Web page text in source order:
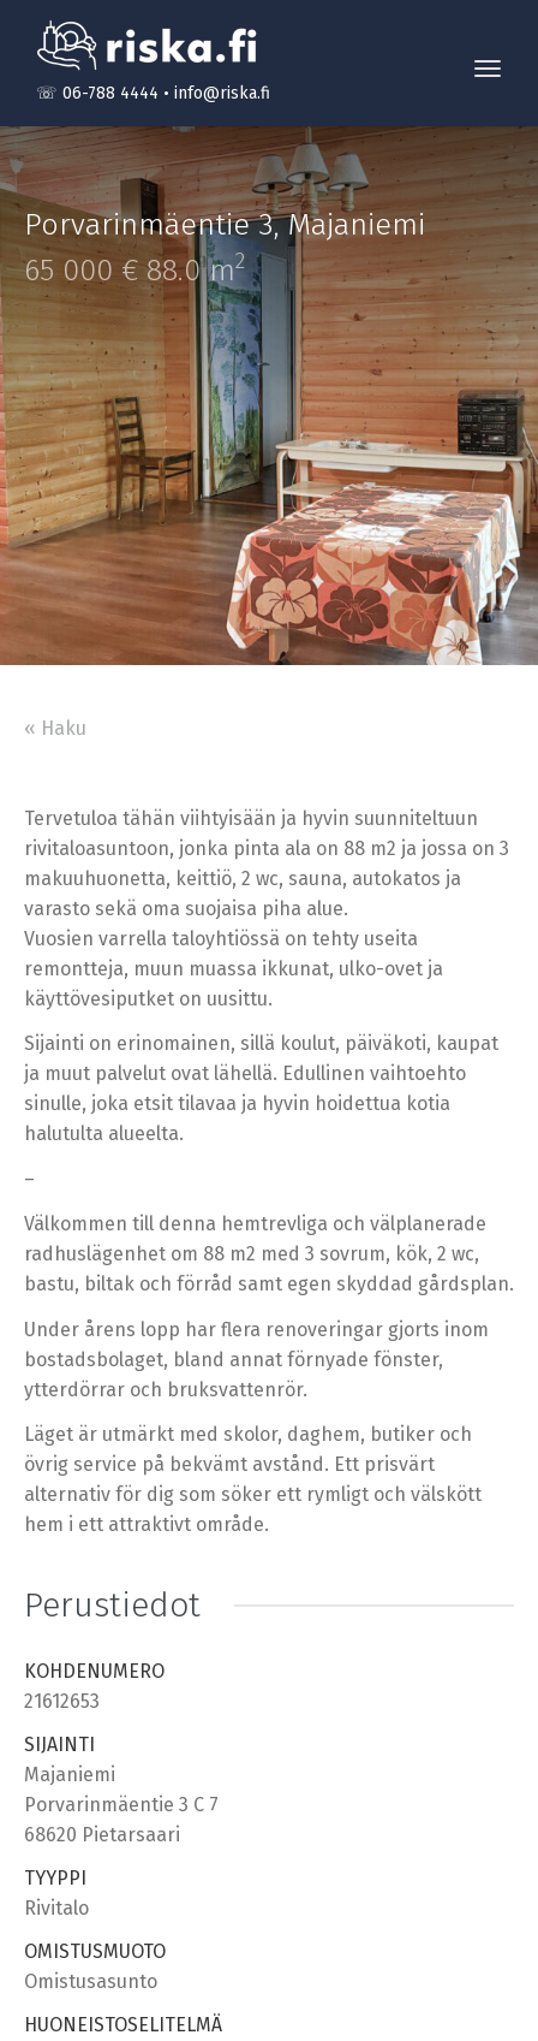
☏ 06-788 4444 • info@riska.fi
Porvarinmäentie 3,Majaniemi
65 000 € 88.0 m2
« Haku
Tervetuloa tähän viihtyisään ja hyvin suunniteltuun
rivitaloasuntoon, jonka pinta ala on 88 m2 ja jossa on 3
makuuhuonetta, keittiö, 2 wc, sauna, autokatos ja
varasto sekä oma suojaisa piha alue.
Vuosien varrella taloyhtiössä on tehty useita
remontteja, muun muassa ikkunat, ulko-ovet ja
käyttövesiputket on uusittu.
Sijainti on erinomainen, sillä koulut, päiväkoti, kaupat
ja muut palvelut ovat lähellä. Edullinen vaihtoehto
sinulle, joka etsit tilavaa ja hyvin hoidettua kotia
halutulta alueelta.
–
Välkommen till denna hemtrevliga och välplanerade
radhuslägenhet om 88 m2 med 3 sovrum, kök, 2 wc,
bastu, biltak och förråd samt egen skyddad gårdsplan.
Under årens lopp har flera renoveringar gjorts inom
bostadsbolaget, bland annat förnyade fönster,
ytterdörrar och bruksvattenrör.
Läget är utmärkt med skolor, daghem, butiker och
övrig service på bekvämt avstånd. Ett prisvärt
alternativ för dig som söker ett rymligt och välskött
hem i ett attraktivt område.
Perustiedot
KOHDENUMERO
21612653
SIJAINTI
Majaniemi
Porvarinmäentie 3 C 7
68620 Pietarsaari
TYYPPI
Rivitalo
OMISTUSMUOTO
Omistusasunto
HUONEISTOSELITELMÄ